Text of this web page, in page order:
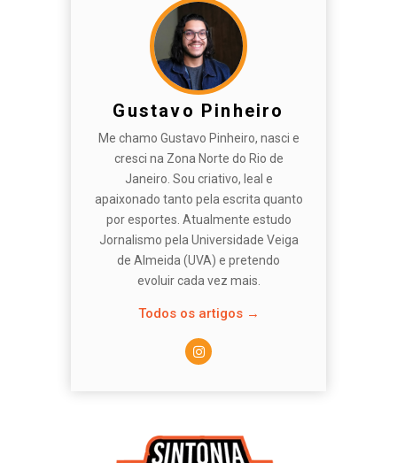
Gustavo Pinheiro
Me chamo Gustavo Pinheiro, nasci e
cresci na Zona Norte do Rio de
Janeiro. Sou criativo, leal e
apaixonado tanto pela escrita quanto
por esportes. Atualmente estudo
Jornalismo pela Universidade Veiga
de Almeida (UVA) e pretendo
evoluir cada vez mais.
Todos os artigos →